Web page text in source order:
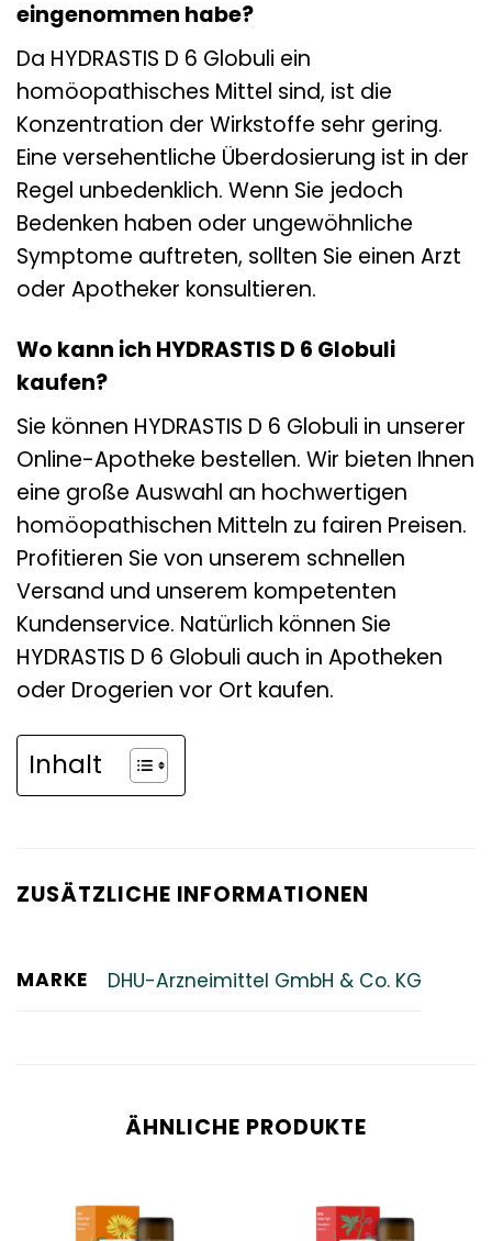
eingenommen habe?
Da HYDRASTIS D 6 Globuli ein
homöopathisches Mittel sind, ist die
Konzentration der Wirkstoffe sehr gering.
Eine versehentliche Überdosierung ist in der
Regel unbedenklich. Wenn Sie jedoch
Bedenken haben oder ungewöhnliche
Symptome auftreten, sollten Sie einen Arzt
oder Apotheker konsultieren.
Wo kann ich HYDRASTIS D 6 Globuli
kaufen?
Sie können HYDRASTIS D 6 Globuli in unserer
Online-Apotheke bestellen. Wir bieten Ihnen
eine große Auswahl an hochwertigen
homöopathischen Mitteln zu fairen Preisen.
Profitieren Sie von unserem schnellen
Versand und unserem kompetenten
Kundenservice. Natürlich können Sie
HYDRASTIS D 6 Globuli auch in Apotheken
oder Drogerien vor Ort kaufen.
Inhalt
ZUSÄTZLICHE INFORMATIONEN
MARKE DHU-Arzneimittel GmbH & Co. KG
ÄHNLICHE PRODUKTE